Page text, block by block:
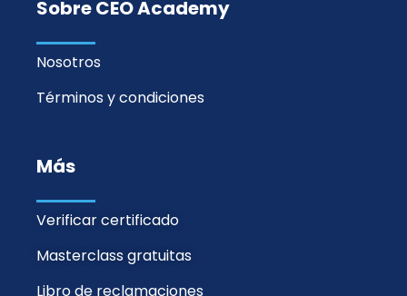
Sobre CEO Academy
Nosotros
Términos y condiciones
Más
Verificar certificado
Masterclass gratuitas
Libro de reclamaciones